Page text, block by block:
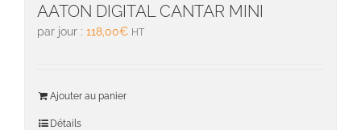
AATON DIGITAL CANTAR MINI
par jour : 118,00€ HT
Ajouter au panier
Détails